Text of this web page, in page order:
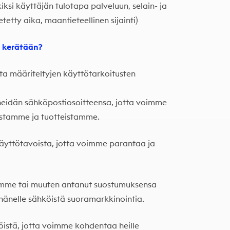
käyttäjän tulotapa palveluun, selain- ja
aika, maantieteellinen sijainti)
määriteltyjen käyttötarkoitusten
sähköpostiosoitteensa, jotta voimme
ja tuotteistamme.
jotta voimme parantaa ja
tai muuten antanut suostumuksensa
sähköistä suoramarkkinointia.
jotta voimme kohdentaa heille